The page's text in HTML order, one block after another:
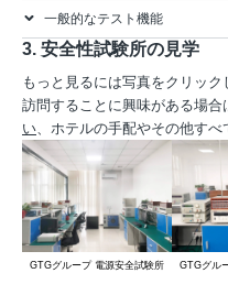
一般的なテスト機能
3. 安全性試験所の見学
もっと見るには写真をクリッ
訪問することに興味がある場合
い、ホテルの手配やその他すべ
GTGグループ 電源安全試験所 GTGグル